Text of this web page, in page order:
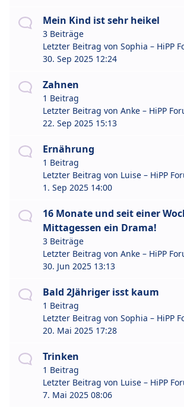
Mein Kind ist sehr heikel
3 Beiträge
Letzter Beitrag von Sophia – HiPP
30. Sep 2025 12:24
Zahnen
1 Beitrag
Letzter Beitrag von Anke – HiPP
22. Sep 2025 15:13
Ernährung
1 Beitrag
Letzter Beitrag von Luise – HiPP
1. Sep 2025 14:00
16 Monate und seit einer
Mittagessen ein Drama!
3 Beiträge
Letzter Beitrag von Anke – HiPP
30. Jun 2025 13:13
Bald 2Jähriger isst kaum
1 Beitrag
Letzter Beitrag von Sophia – HiPP
20. Mai 2025 17:28
Trinken
1 Beitrag
Letzter Beitrag von Luise – HiPP
7. Mai 2025 08:06